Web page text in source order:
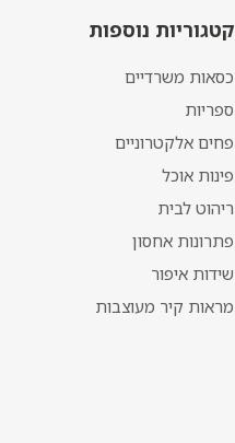
קטגוריות נוספות
כסאות משרדיים
ספריות
פחים אלקטרוניים
פינות אוכל
ריהוט לבית
פתרונות אחסון
שידות איפור
מראות קיר מעוצבות